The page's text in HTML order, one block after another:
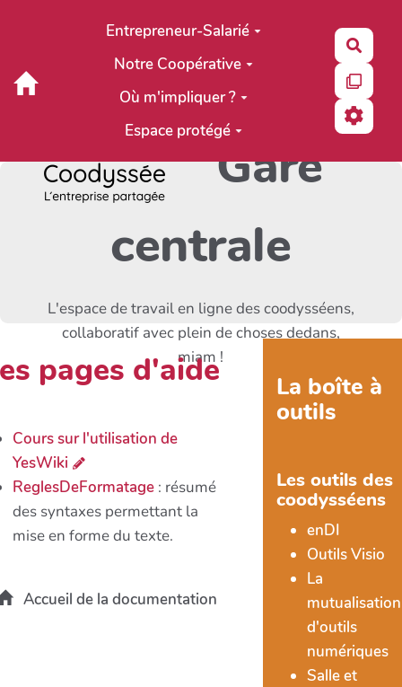
Aller au contenu principal
Entrepreneur-Salarié
Notre Coopérative
Où m'impliquer ?
Espace protégé
Gare
centrale
L'espace de travail en ligne des coodysséens,
collaboratif avec plein de choses dedans,
miam !
pages d'aide
Cours sur l'utilisation de
YesWiki
ReglesDeFormatage: résumé
des syntaxes permettant la
mise en forme du texte.
Accueil de la documentation
La boîte à
outils
Les outils des
coodysséens
enDI
Outils Visio
La
mutualisation
d'outils
numériques
Salle et